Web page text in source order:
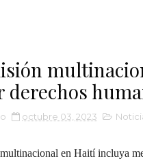
derechos
octubre 03, 2023